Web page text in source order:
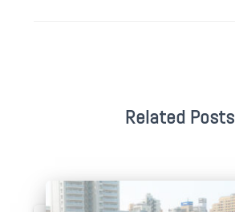
Related Posts